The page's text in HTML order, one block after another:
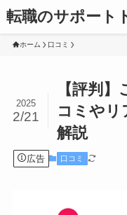
転職のサポート
ホーム 口コミ
【評判
コミやリ
解説
2025
2/21
広告 口コミ